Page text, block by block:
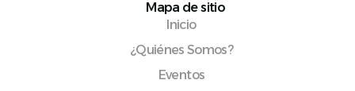
Mapa de sitio
Inicio
¿Quiénes Somos?
Eventos